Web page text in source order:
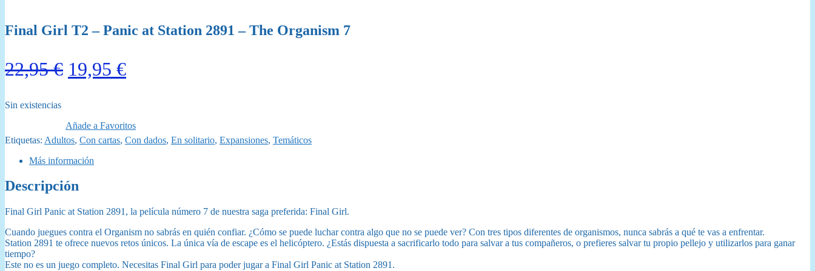
Final Girl T2 – Panic at Station 2891 – The Organism 7
22,95€ El
era:
22,95 €.
19,95 €El
es:
Sin existencias
Añade a Favoritos
Etiquetas: Adultos, Con cartas, Con dados, En solitario, Expansiones, Temáticos
Más información
Descripción
Final Girl Panic at Station 2891, la película número 7 de nuestra saga preferida: Final Girl.
Cuando juegues contra el Organism no sabrás en quién confiar. ¿Cómo se puede luchar contra algo que no se puede ver? Con tres tipos diferentes de organismos, nunca sabrás a qué te vas a enfrentar.
Station 2891 te ofrece nuevos retos únicos. La única vía de escape es el helicóptero. ¿Estás dispuesta a sacrificarlo todo para salvar a tus compañeros, o prefieres salvar tu propio pellejo y utilizarlos para ganar
tiempo?
Este no es un juego completo. Necesitas Final Girl para poder jugar a Final Girl Panic at Station 2891.